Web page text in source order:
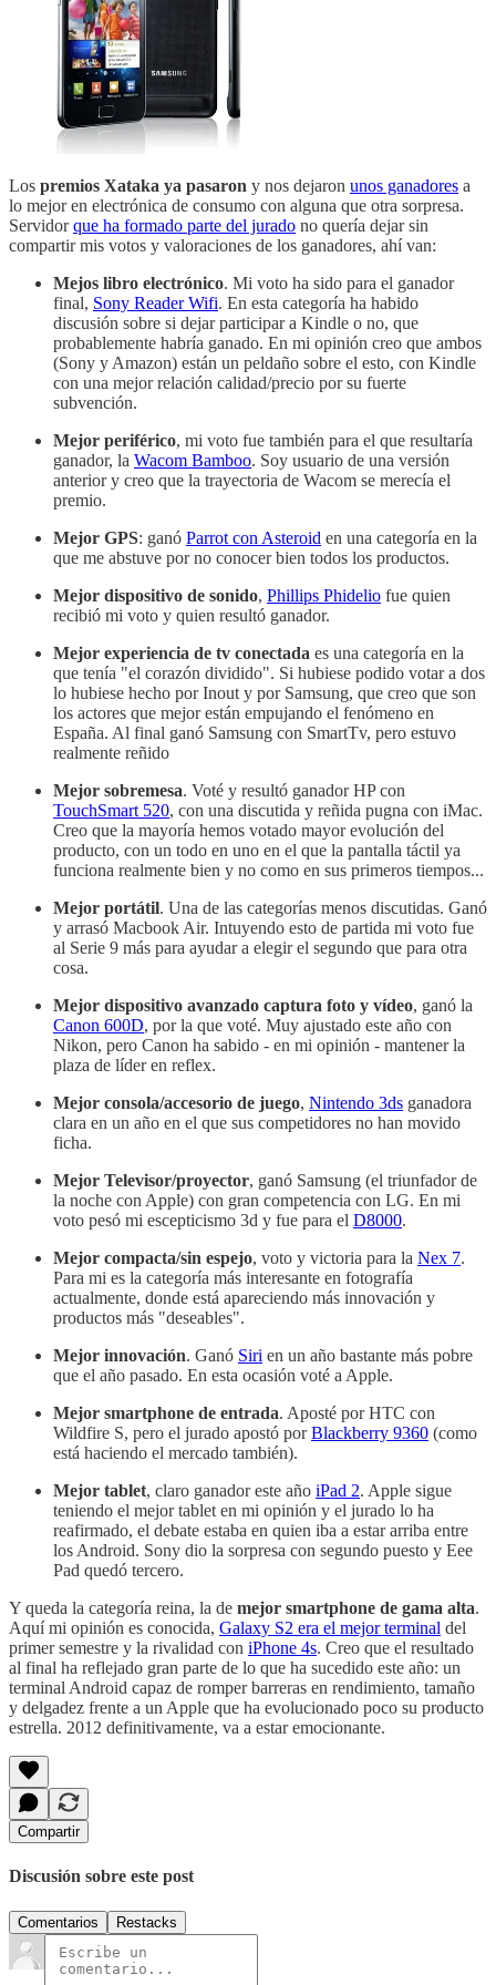
Los premios Xataka ya pasaron y nos dejaron unos ganadores a
lo mejor en electrónica de consumo con alguna que otra sorpresa.
Servidorque ha formado parte del jurado no quería dejar sin
compartir mis votos y valoraciones de los ganadores, ahí van:
Mejos libro electrónico. Mi voto ha sido para el ganador
final, Sony Reader Wifi. En esta categoría ha habido
discusión sobre si dejar participar a Kindle o no, que
probablemente habría ganado. En mi opinión creo que ambos
(Sony y Amazon) están un peldaño sobre el esto, con Kindle
con una mejor relación calidad/precio por su fuerte
subvención.
Mejor periférico, mi voto fue también para el que resultaría
ganador, la Wacom Bamboo. Soy usuario de una versión
anterior y creo que la trayectoria de Wacom se merecía el
premio.
Mejor GPS: ganó Parrot con Asteroid en una categoría en la
que me abstuve por no conocer bien todos los productos.
Mejor dispositivo de sonido, Phillips Phidelio fue quien
recibió mi voto y quien resultó ganador.
Mejor experiencia de tv conectada es una categoría en la
que tenía "el corazón dividido". Si hubiese podido votar a dos
lo hubiese hecho por Inout y por Samsung, que creo que son
los actores que mejor están empujando el fenómeno en
España. Al final ganó Samsung con SmartTv, pero estuvo
realmente reñido
Mejor sobremesa. Voté y resultó ganador HP con
TouchSmart 520, con una discutida y reñida pugna con iMac.
Creo que la mayoría hemos votado mayor evolución del
producto, con un todo en uno en el que la pantalla táctil ya
funciona realmente bien y no como en sus primeros tiempos...
Mejor portátil. Una de las categorías menos discutidas. Ganó
y arrasó Macbook Air. Intuyendo esto de partida mi voto fue
al Serie 9 más para ayudar a elegir el segundo que para otra
cosa.
Mejor dispositivo avanzado captura foto y vídeo, ganó la
Canon 600D, por la que voté. Muy ajustado este año con
Nikon, pero Canon ha sabido - en mi opinión - mantener la
plaza de líder en reflex.
Mejor consola/accesorio de juego, Nintendo 3ds ganadora
clara en un año en el que sus competidores no han movido
ficha.
Mejor Televisor/proyector, ganó Samsung (el triunfador de
la noche con Apple) con gran competencia con LG. En mi
voto pesó mi escepticismo 3d y fue para el D8000.
Mejor compacta/sin espejo, voto y victoria para la Nex 7.
Para mi es la categoría más interesante en fotografía
actualmente, donde está apareciendo más innovación y
productos más "deseables".
Mejor innovación. Ganó Siri en un año bastante más pobre
que el año pasado. En esta ocasión voté a Apple.
Mejor smartphone de entrada. Aposté por HTC con
Wildfire S, pero el jurado apostó porBlackberry 9360 (como
está haciendo el mercado también).
Mejor tablet, claro ganador este año iPad 2. Apple sigue
teniendo el mejor tablet en mi opinión y el jurado lo ha
reafirmado, el debate estaba en quien iba a estar arriba entre
los Android. Sony dio la sorpresa con segundo puesto y Eee
Pad quedó tercero.
Y queda la categoría reina, la de mejor smartphone de gama alta.
Aquí mi opinión es conocida, Galaxy S2 era el mejor terminal del
primer semestre y la rivalidad con iPhone 4s. Creo que el resultado
al final ha reflejado gran parte de lo que ha sucedido este año: un
terminal Android capaz de romper barreras en rendimiento, tamaño
y delgadez frente a un Apple que ha evolucionado poco su producto
estrella. 2012 definitivamente, va a estar emocionante.
Compartir
Discusión sobre este post
Comentarios Restacks